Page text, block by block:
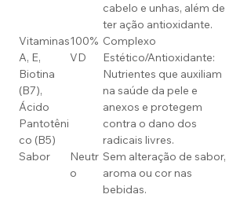
cabelo e unhas, além de
ter ação antioxidante.
Vitaminas
A, E,
Biotina
(B7),
Ácido
Pantotêni
co (B5)
100%
VD
Complexo
Estético/Antioxidante:
Nutrientes que auxiliam
na saúde da pele e
anexos e protegem
contra o dano dos
radicais livres.
Sabor
Neutr
o
Sem alteração de sabor,
aroma ou cor nas
bebidas.